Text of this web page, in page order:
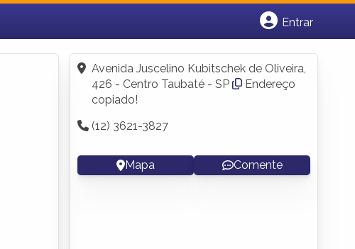
Entrar
Fazer login
Criar conta
Avenida Juscelino Kubitschek de Oliveira,
426 - Centro Taubaté - SP
Endereço
copiado!
(12) 3621-3827
Mapa Comente